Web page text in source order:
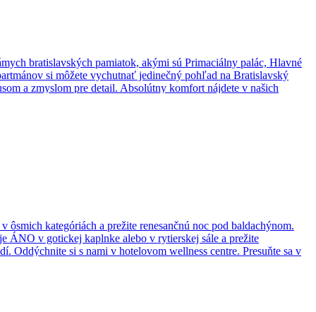
bratislavských pamiatok, akými sú Primaciálny palác, Hlavné
si môžete vychutnať jedinečný pohľad na Bratislavský
a zmyslom pre detail. Absolútny komfort nájdete v našich
v srdci Starého mesta je ľahko dostupný aj autom zo
kategóriách a prežite renesančnú noc pod baldachýnom.
ÁNO v gotickej kaplnke alebo v rytierskej sále a prežite
Oddýchnite si s nami v hotelovom wellness centre. Presuňte sa v